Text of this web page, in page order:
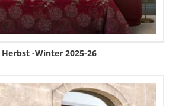
Herbst -Winter 2025-26